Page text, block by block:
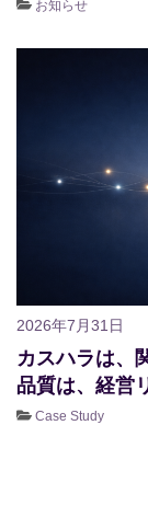
お知らせ
2026年7月31日
カスハラは、
品質は、経営
Case Study